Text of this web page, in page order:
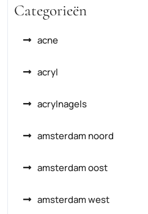
Categorieën
acne
acryl
acrylnagels
amsterdam noord
amsterdam oost
amsterdam west